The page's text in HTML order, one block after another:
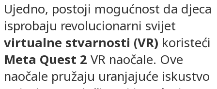
Ujedno, postoji mogućnost da djeca
isprobaju revolucionarni svijet
virtualne stvarnosti (VR) koristeći
Meta Quest 2 VR naočale. Ove
naočale pružaju uranjajuće iskustvo